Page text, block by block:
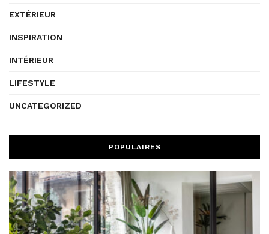
EXTÉRIEUR
INSPIRATION
INTÉRIEUR
LIFESTYLE
UNCATEGORIZED
POPULAIRES